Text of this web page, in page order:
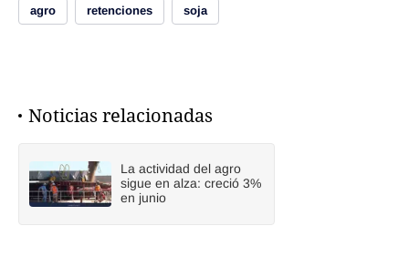
agro retenciones soja
Noticias relacionadas
La actividad del agro
sigue en alza: creció 3%
en junio